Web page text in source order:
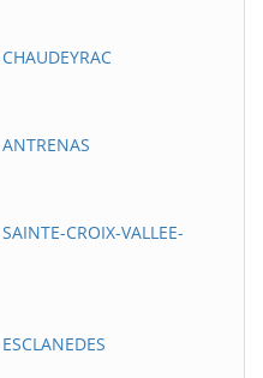
CROIX-VALLEE-